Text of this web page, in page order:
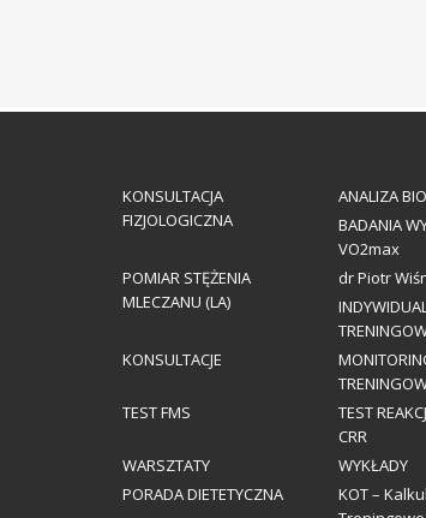
KONSULTACJA
FIZJOLOGICZNA
ANALIZA
BADANIA
VO2max
POMIAR STĘŻENIA
MLECZANU (LA)
dr Piotr
KONSULTACJE
TEST FMS
TEST
CRR
WARSZTATY
WYKŁADY
PORADA DIETETYCZNA
KOT –